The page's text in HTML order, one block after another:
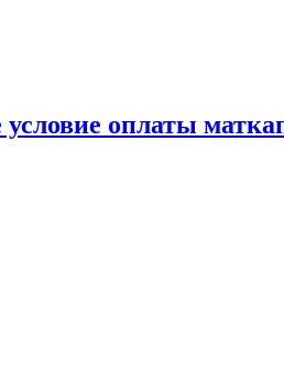
оплаты